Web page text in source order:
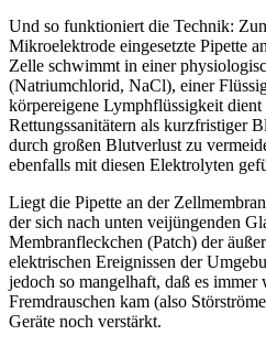
Und so funktioniert die Technik:
Mikroelektrode eingesetzte Pipette
Zelle schwimmt in einer
(Natriumchlorid, NaCl), einer
körpereigene Lymphflüssigkeit dient
Rettungssanitätern als kurzfristiger
durch großen Blutverlust zu
ebenfalls mit diesen Elektrolyten
Liegt die Pipette an der
der sich nach unten veijüngenden
Membranfleckchen (Patch) der
elektrischen Ereignissen der
jedoch so mangelhaft, daß es immer
Fremdrauschen kam (also
Geräte noch verstärkt.